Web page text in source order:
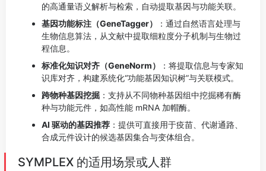
的高通量语义解析与检索，自动提取基因与功能关联。
基因功能标注（GeneTagger）
：通过自然语言处理与
生物信息算法，从文献中提取细粒度分子机制与生物过
程信息。
标准化知识对齐（GeneNorm）
：将提取信息与专家知
识库对齐，构建系统化“功能基因知识树”与关联模式。
跨物种基因挖掘 ：支持从不同物种基因组中挖掘稀有酶
种与功能元件，如高性能 mRNA 加帽酶。
AI 驱动的基因推荐 ：提供可直接用于疫苗、代谢通路、
合成元件设计的候选基因集合与变体组合。
SYMPLEX 的适用场景或人群